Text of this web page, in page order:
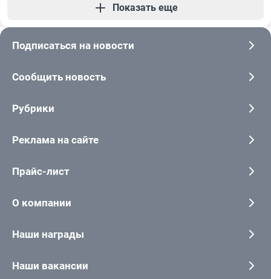
Показать еще
Подписаться на новости
Сообщить новость
Рубрики
Реклама на сайте
Прайс-лист
О компании
Наши награды
Наши вакансии